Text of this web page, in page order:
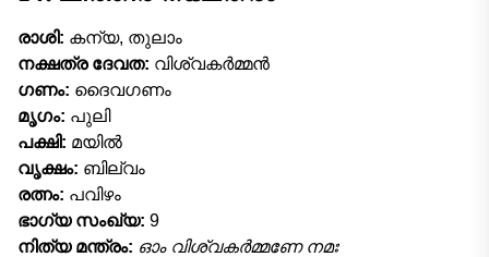
രാശി: കന്യ, തുലാം
നക്ഷത്ര ദേവത: വിശ്വകർമ്മൻ
ഗണം: ദൈവഗണം
മൃഗം: പുലി
പക്ഷി: മയിൽ
വൃക്ഷം: ബില്വം
രത്നം: പവിഴം
ഭാഗ്യ സംഖ്യ: 9
നിത്യ മന്ത്രം: ഓം വിശ്വകർമ്മണേ നമഃ